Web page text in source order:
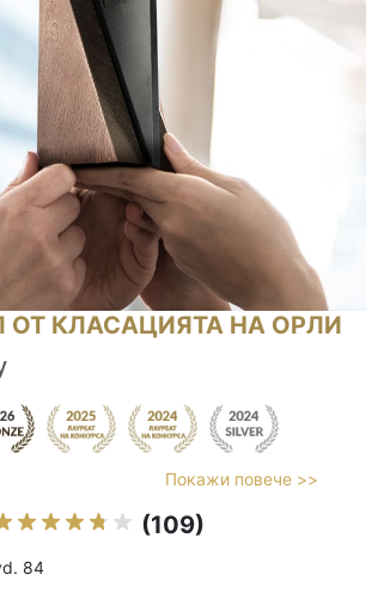
ОТ КЛАСАЦИЯТА НА ОРЛИ
Покажи повече >>
(109)
84